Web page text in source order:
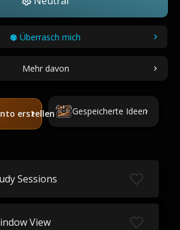
Überrasch mich
Mehr davon
erstellen Gespeicherte Ideen
Sessions
View